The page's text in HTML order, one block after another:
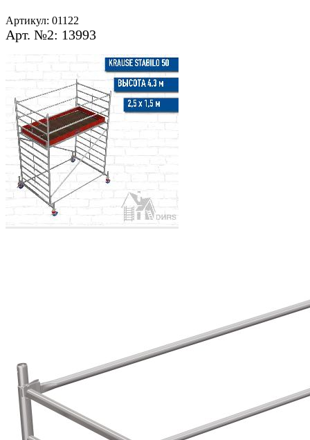
Артикул: 01122
Арт. №2: 13993